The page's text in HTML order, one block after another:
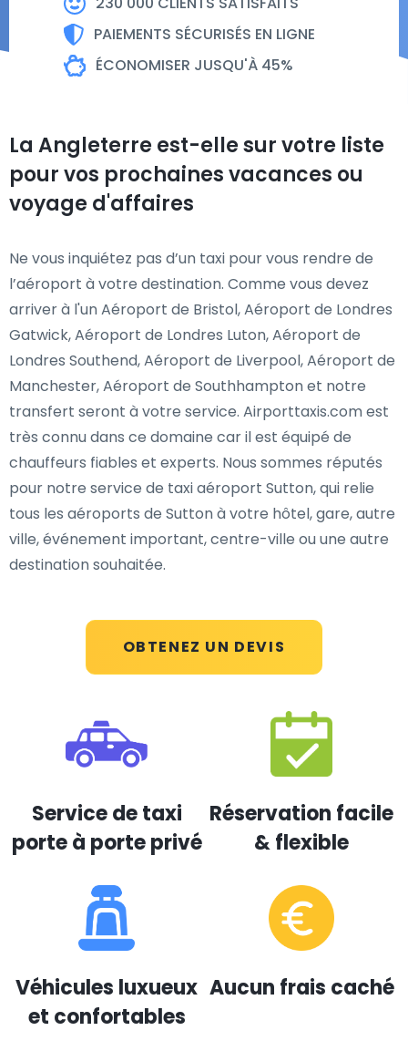
PAIEMENTS SÉCURISÉS EN LIGNE
ÉCONOMISER JUSQU'À 45%
OBTENEZ UN DEVIS
La Angleterre est-elle sur votre liste
pour vos prochaines vacances ou
voyage d'affaires
Ne vous inquiétez pas d’un taxi pour vous rendre de
l’aéroport à votre destination. Comme vous devez
arriver à l'un Aéroport de Bristol, Aéroport de Londres
Gatwick, Aéroport de Londres Luton, Aéroport de
Londres Southend, Aéroport de Liverpool, Aéroport de
Manchester, Aéroport de Southhampton et notre
transfert seront à votre service. Airporttaxis.com est
très connu dans ce domaine car il est équipé de
chauffeurs fiables et experts. Nous sommes réputés
pour notre service de taxi aéroport Sutton, qui relie
tous les aéroports de Sutton à votre hôtel, gare, autre
ville, événement important, centre-ville ou une autre
destination souhaitée.
Service de taxi
porte à porte privé
Réservation facile
& flexible
Véhicules luxueux
et confortables
Aucun frais caché